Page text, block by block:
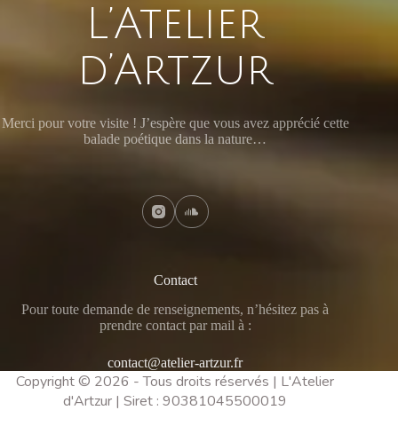
L’Atelier
d’Artzur
Merci pour votre visite ! J’espère que vous avez apprécié cette
balade poétique dans la nature…
Contact
Pour toute demande de renseignements, n’hésitez pas à
prendre contact par mail à :
contact@atelier-artzur.fr
Copyright © 2026 - Tous droits réservés | L'Atelier
d'Artzur | Siret : 90381045500019